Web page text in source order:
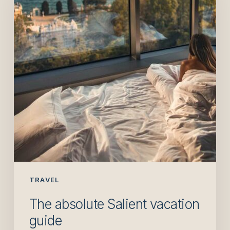
TRAVEL
vacation
guide
The absolute Salient vacation
guide